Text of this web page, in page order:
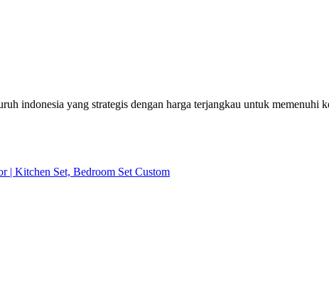
indonesia yang strategis dengan harga terjangkau untuk memenuhi
| Kitchen Set, Bedroom Set Custom